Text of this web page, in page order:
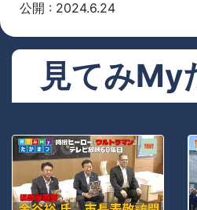
公開 : 2024.6.24
見てみMy